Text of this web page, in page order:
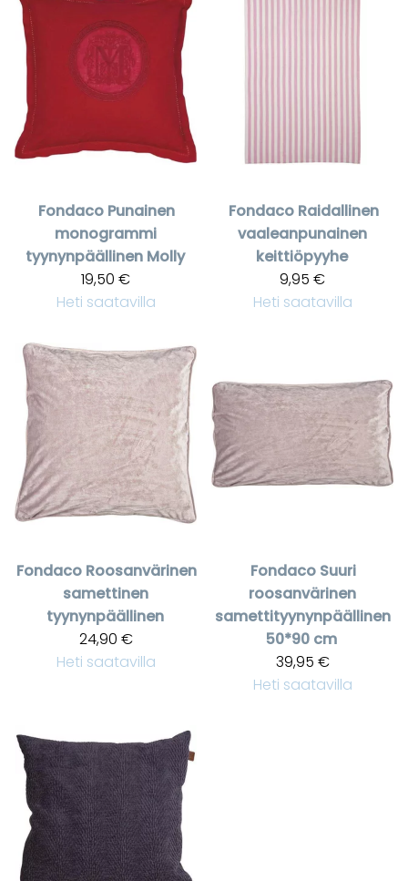
Fondaco Punainen
monogrammi
tyynynpäällinen Molly
19,50 €
Heti saatavilla
Fondaco Raidallinen
vaaleanpunainen
keittiöpyyhe
9,95 €
Heti saatavilla
Fondaco Roosanvärinen
samettinen
tyynynpäällinen
24,90 €
Heti saatavilla
Fondaco Suuri
roosanvärinen
samettityynynpäällinen
50*90 cm
39,95 €
Heti saatavilla